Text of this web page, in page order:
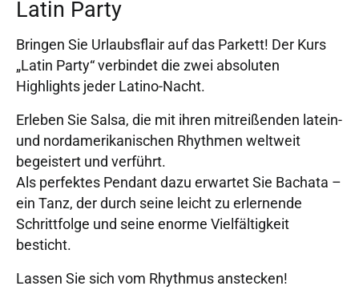
Latin Party
Bringen Sie Urlaubsflair auf das Parkett! Der Kurs
„Latin Party“ verbindet die zwei absoluten
Highlights jeder Latino-Nacht.
Erleben Sie Salsa, die mit ihren mitreißenden latein-
und nordamerikanischen Rhythmen weltweit
begeistert und verführt.
Als perfektes Pendant dazu erwartet Sie Bachata –
ein Tanz, der durch seine leicht zu erlernende
Schrittfolge und seine enorme Vielfältigkeit
besticht.
Lassen Sie sich vom Rhythmus anstecken!